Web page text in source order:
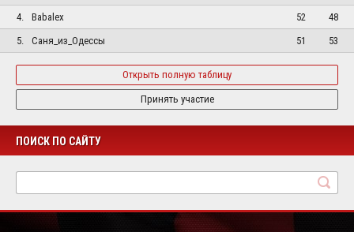
4.
Babalex 52
48
5.
Саня_из_Одессы 51 53
Открыть полную таблицу
Принять участие
ПОИСК ПО САЙТУ